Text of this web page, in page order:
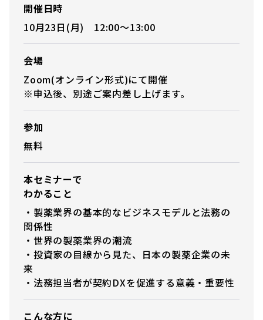
開催日時
10月23日(月) 12:00〜13:00
会場
Zoom(オンライン形式)にて開催
※申込後、別途ご案内差し上げます。
参加
無料
本セミナーで
わかること
・製薬業界の基本的なビジネスモデルと法務の
関係性
・世界の製薬業界の潮流
・投資家の目線から見た、日本の製薬企業の未
来
・法務担当者が契約DXを促進する意義・重要性
こんな方に